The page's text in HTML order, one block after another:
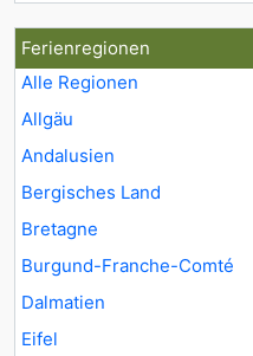
Ferienregionen
Alle Regionen
Allgäu
Andalusien
Bergisches Land
Bretagne
Burgund-Franche-Comté
Dalmatien
Eifel